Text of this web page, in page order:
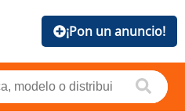
¡Pon un anuncio!